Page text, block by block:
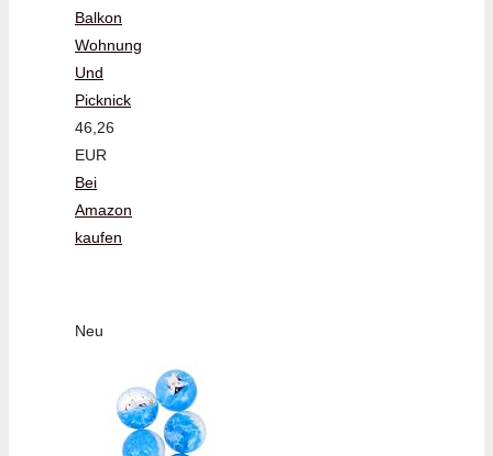
Balkon
Wohnung
Und
Picknick
46,26
EUR
Bei
Amazon
kaufen
Neu